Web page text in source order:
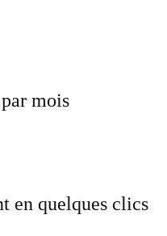
mois
en quelques clics